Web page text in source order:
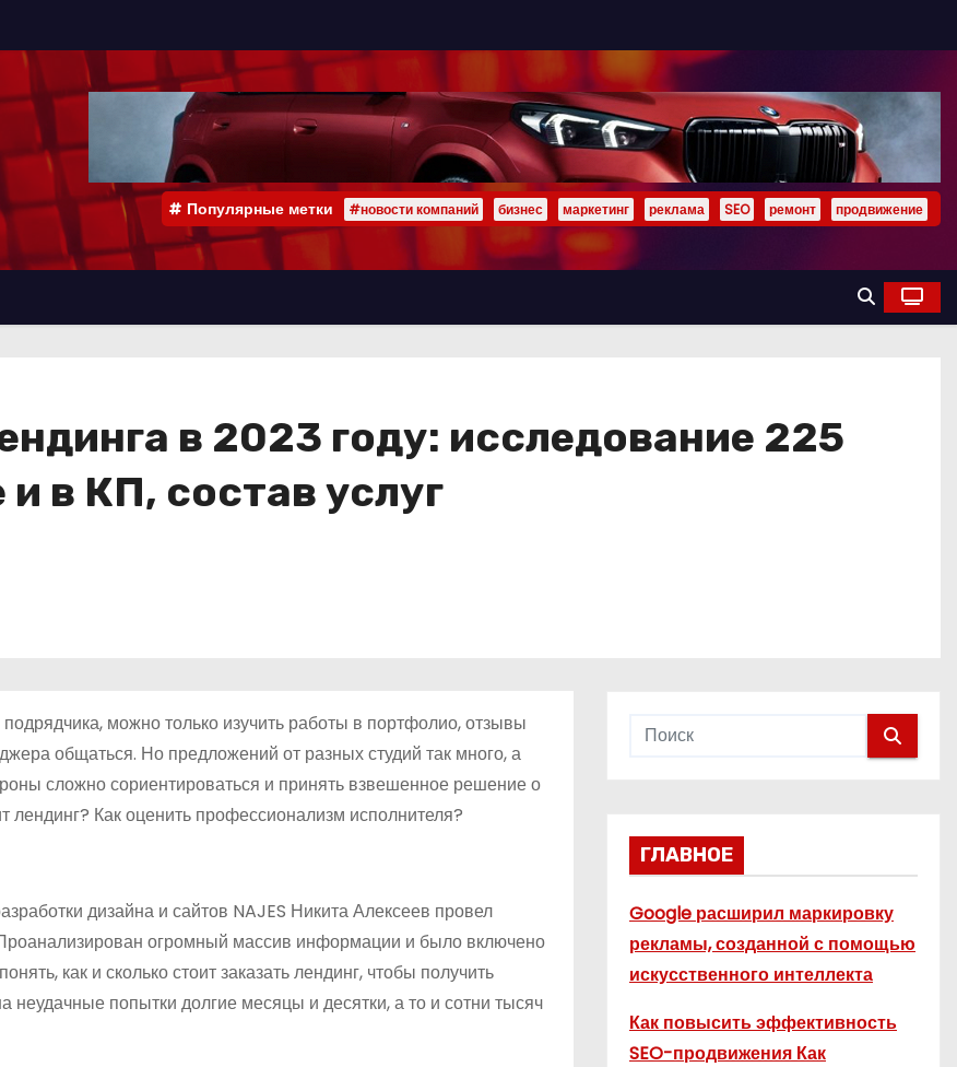
Популярные метки #новости компаний бизнес маркетинг реклама SEO ремонт продвижение
в 2023 году: исследование 225
в КП, состав услуг
можно только изучить работы в портфолио, отзывы
общаться. Но предложений от разных студий так много, а
сложно сориентироваться и принять взвешенное решение о
лендинг? Как оценить профессионализм исполнителя?
дизайна и сайтов NAJES Никита Алексеев провел
огромный массив информации и было включено
как и сколько стоит заказать лендинг, чтобы получить
неудачные попытки долгие месяцы и десятки, а то и сотни тысяч
ГЛАВНОЕ
Google расширил маркировку
рекламы, созданной с помощью
искусственного интеллекта
Как повысить эффективность
SEO-продвижения Как